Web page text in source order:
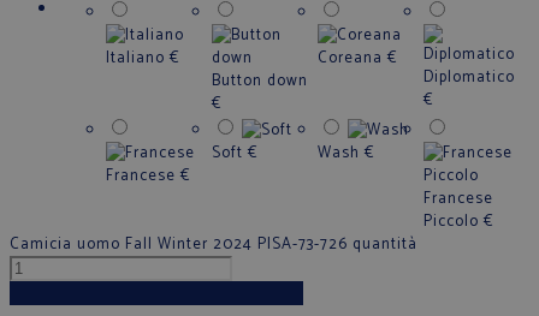
Italiano €
Button down
€
Coreana €
Diplomatico
€
Francese €
Soft € Wash €
Francese
Piccolo €
Camicia uomo Fall Winter 2024 PISA-73-726 quantità